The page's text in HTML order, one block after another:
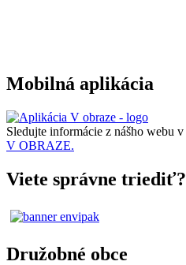
Mobilná aplikácia
Sledujte informácie z nášho webu v
V OBRAZE.
Viete správne triediť?
Družobné obce